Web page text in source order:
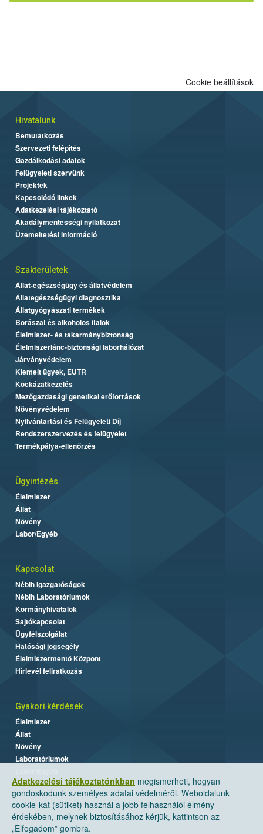
Adatkezelési tájékoztatónkban megismerheti, hogyan
gondoskodunk személyes adatai védelméről. Weboldalunk
cookie-kat (sütiket) használ a jobb felhasználói élmény
érdekében, melynek biztosításához kérjük, kattintson az
„Elfogadom” gombra.
Cookie beállítások
Hivatalunk
Bemutatkozás
Szervezeti felépítés
Gazdálkodási adatok
Felügyeleti szervünk
Projektek
Kapcsolódó linkek
Adatkezelési tájékoztató
Akadálymentességi nyilatkozat
Üzemeltetési információ
Szakterületek
Állat-egészségügy és állatvédelem
Állategészségügyi diagnosztika
Állatgyógyászati termékek
Borászat és alkoholos italok
Élelmiszer- és takarmánybiztonság
Élelmiszerlánc-biztonsági laborhálózat
Járványvédelem
Kiemelt ügyek, EUTR
Kockázatkezelés
Mezőgazdasági genetikai erőforrások
Növényvédelem
Nyilvántartási és Felügyeleti Díj
Rendszerszervezés és felügyelet
Termékpálya-ellenőrzés
Ügyintézés
Élelmiszer
Állat
Növény
Labor/Egyéb
Kapcsolat
Nébih Igazgatóságok
Nébih Laboratóriumok
Kormányhivatalok
Sajtókapcsolat
Ügyfélszolgálat
Hatósági jogsegély
Élelmiszermentő Központ
Hírlevél feliratkozás
Gyakori kérdések
Élelmiszer
Állat
Növény
Laboratóriumok